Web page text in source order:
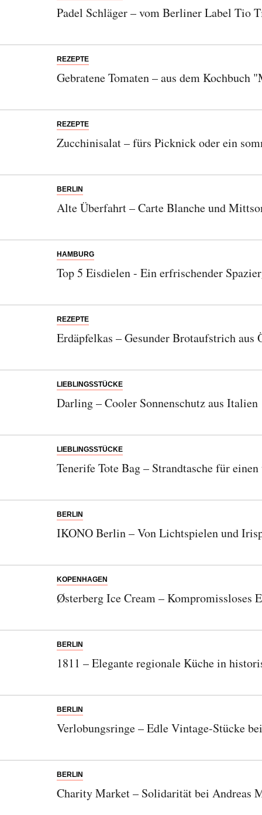
Padel Schläger – vom Berliner Label Tio
REZEPTE
Gebratene Tomaten – aus dem Kochbuch
REZEPTE
Zucchinisalat – fürs Picknick oder ein
BERLIN
Alte Überfahrt – Carte Blanche und
HAMBURG
Top 5 Eisdielen - Ein erfrischender
REZEPTE
Erdäpfelkas – Gesunder Brotaufstrich aus
LIEBLINGSSTÜCKE
Darling – Cooler Sonnenschutz aus Italien
LIEBLINGSSTÜCKE
Tenerife Tote Bag – Strandtasche für
BERLIN
IKONO Berlin – Von Lichtspielen und
KOPENHAGEN
Østerberg Ice Cream – Kompromissloses
BERLIN
1811 – Elegante regionale Küche in
BERLIN
Verlobungsringe – Edle Vintage-Stücke
BERLIN
Charity Market – Solidarität bei Andreas